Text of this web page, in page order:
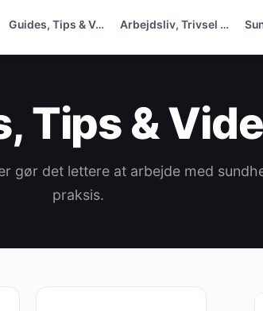
Guides, Tips & V… Arbejdsliv, Trivsel …
Tips &
gør det lettere at arbejde med
praksis.